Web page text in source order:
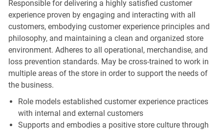
Responsible for delivering a highly satisfied customer
experience proven by engaging and interacting with all
customers, embodying customer experience principles and
philosophy, and maintaining a clean and organized store
environment. Adheres to all operational, merchandise, and
loss prevention standards. May be cross-trained to work in
multiple areas of the store in order to support the needs of
the business.
Role models established customer experience practices
with internal and external customers
Supports and embodies a positive store culture through